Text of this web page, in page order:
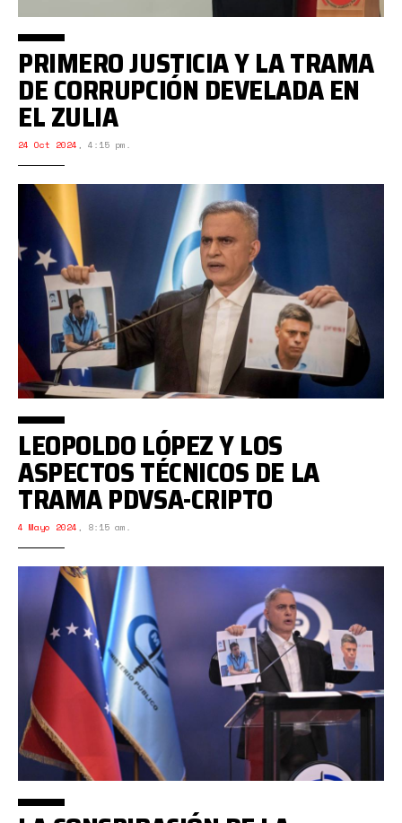
PRIMERO JUSTICIA Y LA TRAMA
DE CORRUPCIÓN DEVELADA EN
EL ZULIA
24 Oct 2024 , 4:15 pm.
LEOPOLDO LÓPEZ Y LOS
ASPECTOS TÉCNICOS DE LA
TRAMA PDVSA-CRIPTO
4 Mayo 2024 , 8:15 am.